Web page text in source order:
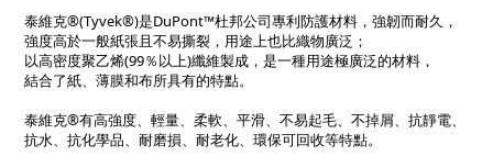
泰維克®(Tyvek®)是DuPont™杜邦公司專利防護材料，強韌而耐久，
強度高於一般紙張且不易撕裂，用途上也比織物廣泛；
以高密度聚乙烯(99％以上)纖維製成，是一種用途極廣泛的材料，
結合了紙、薄膜和布所具有的特點。
泰維克®有高強度、輕量、柔軟、平滑、不易起毛、不掉屑、抗靜電、
抗水、抗化學品、耐磨損、耐老化、環保可回收等特點。